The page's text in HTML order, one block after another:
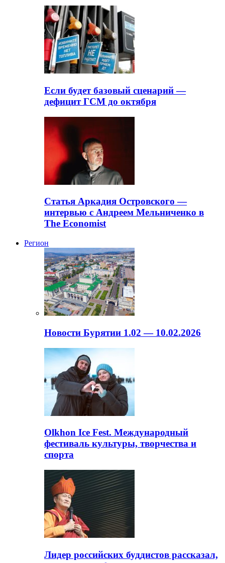
Если будет базовый сценарий —
дефицит ГСМ до октября
Статья Аркадия Островского —
интервью с Андреем Мельниченко в
The Economist
Регион
Новости Бурятии 1.02 — 10.02.2026
Olkhon Ice Fest. Международный
фестиваль культуры, творчества и
спорта
Лидер российских буддистов рассказал,